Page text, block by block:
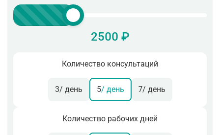
2500 ₽
Количество консультаций
3/ день 5/ день 7/ день
Количество рабочих дней